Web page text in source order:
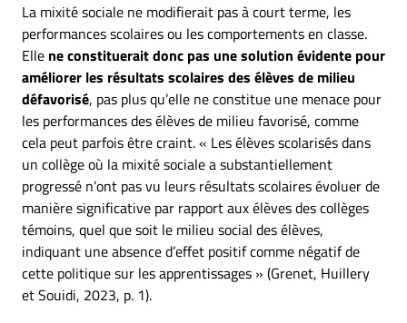
La mixité sociale ne modifierait pas à court terme, les
performances scolaires ou les comportements en classe.
Elle ne constituerait donc pas une solution évidente pour
améliorer les résultats scolaires des élèves de milieu
défavorisé, pas plus qu’elle ne constitue une menace pour
les performances des élèves de milieu favorisé, comme
cela peut parfois être craint. « Les élèves scolarisés dans
un collège où la mixité sociale a substantiellement
progressé n’ont pas vu leurs résultats scolaires évoluer de
manière significative par rapport aux élèves des collèges
témoins, quel que soit le milieu social des élèves,
indiquant une absence d’effet positif comme négatif de
cette politique sur les apprentissages » (Grenet, Huillery
et Souidi, 2023, p. 1).